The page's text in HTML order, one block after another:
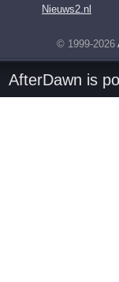
Nieuws2.nl
© 1999-2026
AfterDawn is